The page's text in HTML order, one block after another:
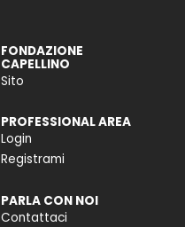
FONDAZIONE
CAPELLINO
Sito
PROFESSIONAL AREA
Login
Registrami
PARLA CON NOI
Contattaci